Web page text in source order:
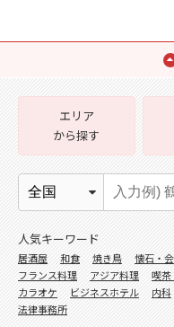
エリア
から探す
人気キーワード
居酒屋 和食 焼き鳥 懐石・
フランス料理
アジア料理 喫茶
カラオケ
ビジネスホテル 内科
法律事務所